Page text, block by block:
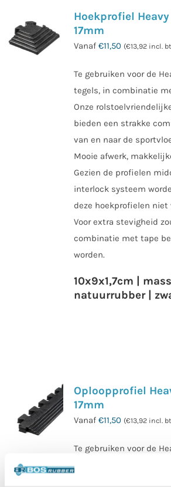
Hoekprofiel
17mm
Vanaf €11,50 (€13,92incl.
Te gebruiken voor de
tegels, in combinatie
Onze
bieden een strakke
van en naar de
Mooie afwerk,
Gezien de profielen
interlock systeem
deze hoekprofielen
Voor extra stevigheid
combinatie met tape
worden.
10x9x1,7cm |
natuurrubber |
Oploopprofiel
17mm
Vanaf €11,50 (€13,92incl.
Te gebruiken voor de
tegels, in combinatie
Onze